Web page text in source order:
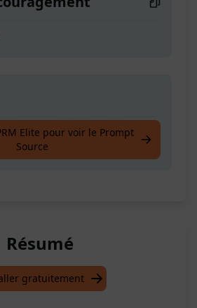
pour effectuer des
Elite pour voir le Prompt
Source
Résumé
gratuitement